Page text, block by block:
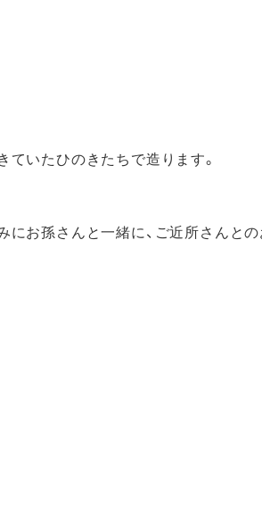
ていたひのきたちで造ります。
お孫さんと一緒に、ご近所さんと